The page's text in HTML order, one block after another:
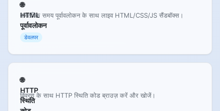
🌐
HTML
पूर्वावलोकन
वास्तविक समय पूर्वावलोकन के साथ लाइव HTML/CSS/JS सैंडबॉक्स।
डेवलपर
🌐
HTTP
स्थिति
विवरण के साथ HTTP स्थिति कोड ब्राउज़ करें और खोजें।